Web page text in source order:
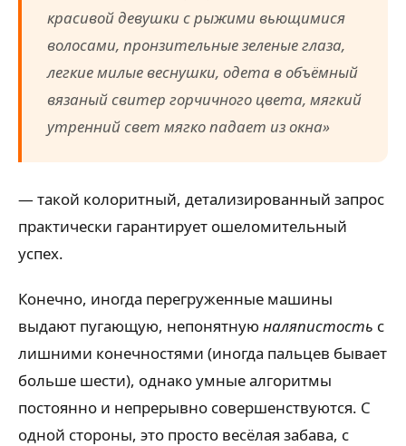
красивой девушки с рыжими вьющимися
волосами, пронзительные зеленые глаза,
легкие милые веснушки, одета в объёмный
вязаный свитер горчичного цвета, мягкий
утренний свет мягко падает из окна»
— такой колоритный, детализированный запрос
практически гарантирует ошеломительный
успех.
Конечно, иногда перегруженные машины
выдают пугающую, непонятную наляпистость с
лишними конечностями (иногда пальцев бывает
больше шести), однако умные алгоритмы
постоянно и непрерывно совершенствуются. С
одной стороны, это просто весёлая забава, с